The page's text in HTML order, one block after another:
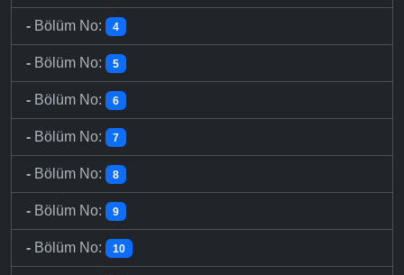
- Bölüm No: 4
- Bölüm No: 5
- Bölüm No: 6
- Bölüm No: 7
- Bölüm No: 8
- Bölüm No: 9
- Bölüm No: 10